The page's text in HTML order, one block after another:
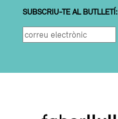
SUBSCRIU-TE AL BUTLLETÍ: